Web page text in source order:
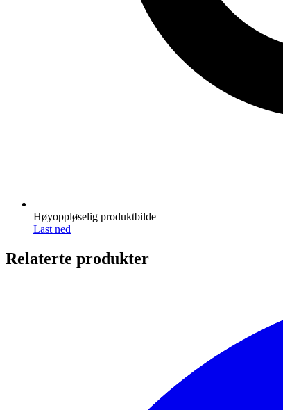
Høyoppløselig produktbilde
Last ned
Relaterte produkter